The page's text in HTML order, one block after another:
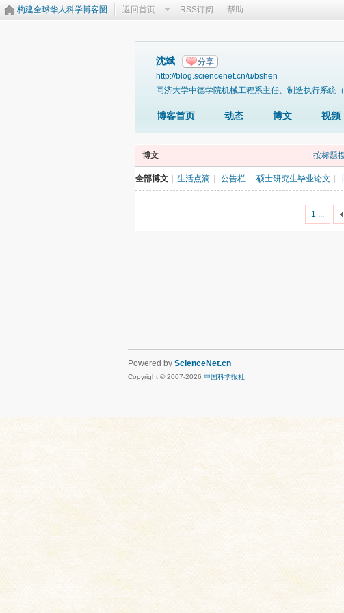
构建全球华人科学博客圈 返回首页 RSS订阅 帮助
沈斌 分享
http://blog.sciencenet.cn/u/bshen
同济大学中德学院机械工程系主任、制造执行系统
博客首页 动态 博文 视频
博文 按标题
全部博文 生活点滴 公告栏 硕士研究生毕业论文
1 ...
Powered by ScienceNet.cn
Copyright © 2007-2026 中国科学报社